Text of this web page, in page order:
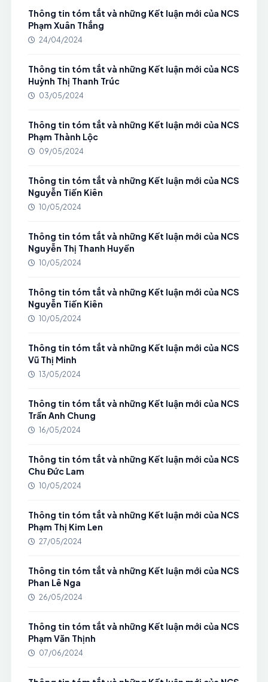
Thông tin tóm tắt và những Kết luận mới của NCS
Phạm Xuân Thắng
24/04/2024
Thông tin tóm tắt và những Kết luận mới của NCS
Huỳnh Thị Thanh Trúc
03/05/2024
Thông tin tóm tắt và những Kết luận mới của NCS
Phạm Thành Lộc
09/05/2024
Thông tin tóm tắt và những Kết luận mới của NCS
Nguyễn Tiến Kiên
10/05/2024
Thông tin tóm tắt và những Kết luận mới của NCS
Nguyễn Thị Thanh Huyền
10/05/2024
Thông tin tóm tắt và những Kết luận mới của NCS
Nguyễn Tiến Kiên
10/05/2024
Thông tin tóm tắt và những Kết luận mới của NCS
Vũ Thị Minh
13/05/2024
Thông tin tóm tắt và những Kết luận mới của NCS
Trần Anh Chung
16/05/2024
Thông tin tóm tắt và những Kết luận mới của NCS
Chu Đức Lam
10/05/2024
Thông tin tóm tắt và những Kết luận mới của NCS
Phạm Thị Kim Len
27/05/2024
Thông tin tóm tắt và những Kết luận mới của NCS
Phan Lê Nga
26/05/2024
Thông tin tóm tắt và những Kết luận mới của NCS
Phạm Văn Thịnh
07/06/2024